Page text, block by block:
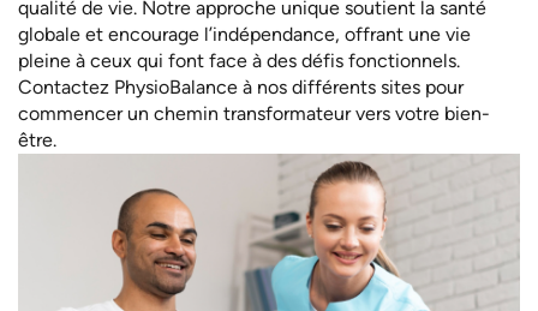
qualité de vie. Notre approche unique soutient la santé
globale et encourage l’indépendance, offrant une vie
pleine à ceux qui font face à des défis fonctionnels.
Contactez PhysioBalance à nos différents sites pour
commencer un chemin transformateur vers votre bien-
être.